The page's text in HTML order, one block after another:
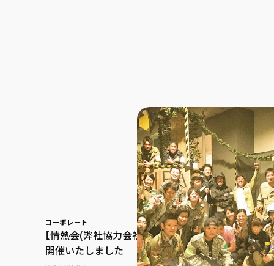
コーポレート
【情熱会(弊社協力会社会)】の交流会を
開催いたしました